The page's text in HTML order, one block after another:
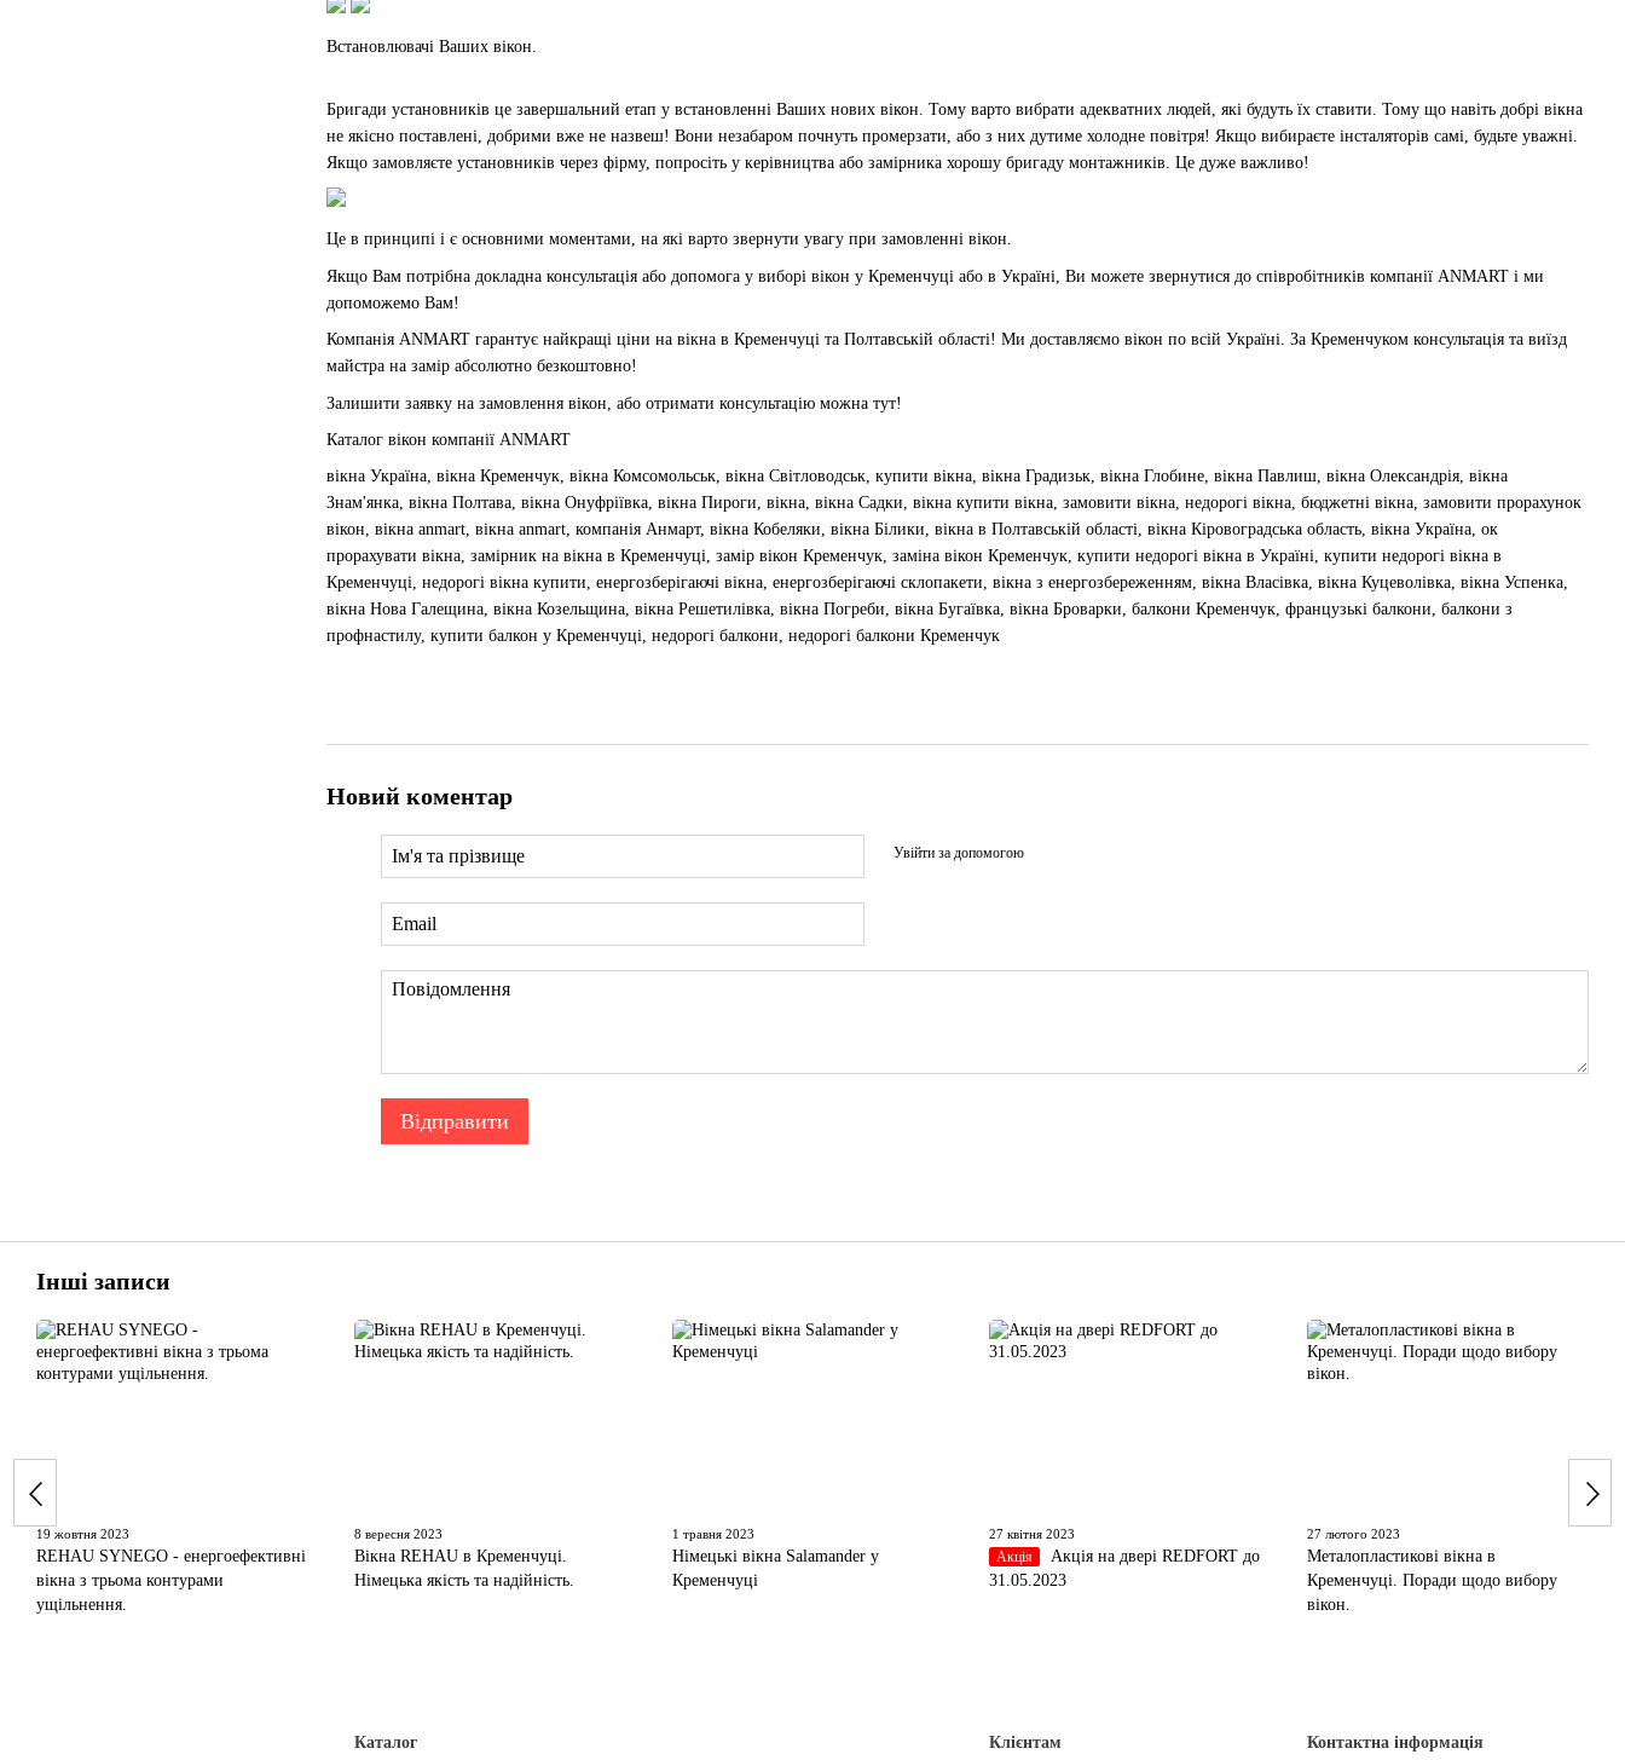
Встановлювачі Ваших вікон.
Бригади установників це завершальний етап у встановленні Ваших нових вікон. Тому варто вибрати адекватних людей, які будуть їх ставити. Тому що навіть добрі вікна
не якісно поставлені, добрими вже не назвеш! Вони незабаром почнуть промерзати, або з них дутиме холодне повітря! Якщо вибираєте інсталяторів самі, будьте уважні.
Якщо замовляєте установників через фірму, попросіть у керівництва або замірника хорошу бригаду монтажників. Це дуже важливо!
Це в принципі і є основними моментами, на які варто звернути увагу при замовленні вікон.
Якщо Вам потрібна докладна консультація або допомога у виборі вікон у Кременчуці або в Україні, Ви можете звернутися до співробітників компанії ANMART і ми
допоможемо Вам!
Компанія ANMART гарантує найкращі ціни на вікна в Кременчуці та Полтавській області! Ми доставляємо вікон по всій Україні. За Кременчуком консультація та виїзд
майстра на замір абсолютно безкоштовно!
Залишити заявку на замовлення вікон, або отримати консультацію можна тут!
Каталог вікон компанії ANMART
вікна Україна, вікна Кременчук, вікна Комсомольськ, вікна Світловодськ, купити вікна, вікна Градизьк, вікна Глобине, вікна Павлиш, вікна Олександрія, вікна
Знам'янка, вікна Полтава, вікна Онуфріївка, вікна Пироги, вікна, вікна Садки, вікна купити вікна, замовити вікна, недорогі вікна, бюджетні вікна, замовити прорахунок
вікон, вікна anmart, вікна anmart, компанія Анмарт, вікна Кобеляки, вікна Білики, вікна в Полтавській області, вікна Кіровоградська область, вікна Україна, ок
прорахувати вікна, замірник на вікна в Кременчуці, замір вікон Кременчук, заміна вікон Кременчук, купити недорогі вікна в Україні, купити недорогі вікна в
Кременчуці, недорогі вікна купити, енергозберігаючі вікна, енергозберігаючі склопакети, вікна з енергозбереженням, вікна Власівка, вікна Куцеволівка, вікна Успенка,
вікна Нова Галещина, вікна Козельщина, вікна Решетилівка, вікна Погреби, вікна Бугаївка, вікна Броварки, балкони Кременчук, французькі балкони, балкони з
профнастилу, купити балкон у Кременчуці, недорогі балкони, недорогі балкони Кременчук
Новий коментар
Увійти за допомогою
Відправити
Інші записи
19 жовтня 2023
REHAU SYNEGO - енергоефективні
вікна з трьома контурами
ущільнення.
8 вересня 2023
Вікна REHAU в Кременчуці.
Німецька якість та надійність.
1 травня 2023
Німецькі вікна Salamander у
Кременчуці
27 квітня 2023
Акція
Акція на двері REDFORT до
31.05.2023
27 лютого 2023
Металопластикові вікна в
Кременчуці. Поради щодо вибору
вікон.
Каталог Клієнтам Контактна інформація